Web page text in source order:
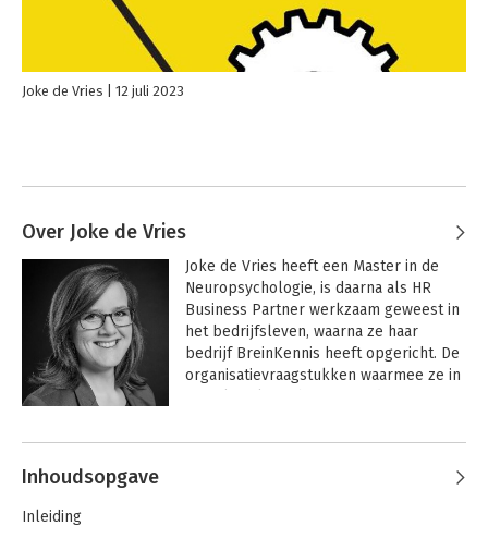
Joke de Vries 12 juli 2023
Over Joke de Vries
Joke de Vries heeft een Master in de
Neuropsychologie, is daarna als HR
Business Partner werkzaam geweest in
het bedrijfsleven, waarna ze haar
bedrijf BreinKennis heeft opgericht. De
organisatievraagstukken waarmee ze in
brein.
Andere boeken door Joke de Vries
Inhoudsopgave
Inleiding